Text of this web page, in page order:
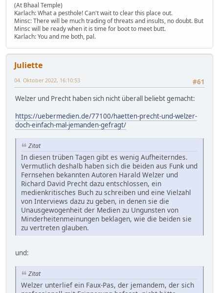
(At Bhaal Temple)
Karlach: What a pesthole! Can't wait to clear this place out.
Minsc: There will be much trading of threats and insults, no doubt. But
Minsc will be ready when it is time for boot to meet butt.
Karlach: You and me both, pal.
Juliette
#61
04. Oktober 2022, 16:10:53
Welzer und Precht haben sich nicht überall beliebt gemacht:
https://uebermedien.de/77100/haetten-precht-und-welzer-
doch-einfach-mal-jemanden-gefragt/
Zitat
In diesen trüben Tagen gibt es wenig Aufheiterndes.
Vermutlich deshalb haben sich die beiden aus Funk und
Fernsehen bekannten Autoren Harald Welzer und
Richard David Precht dazu entschlossen, ein
medienkritisches Buch zu schreiben und eine Vielzahl
von Interviews dazu zu geben, in denen sie die
Unausgewogenheit der Medien zu Ungunsten von
Minderheitenmeinungen beklagen, wie die beiden sie
zu vertreten glauben.
und:
Zitat
Welzer unterlief ein Faux-Pas, der jemandem, der sich